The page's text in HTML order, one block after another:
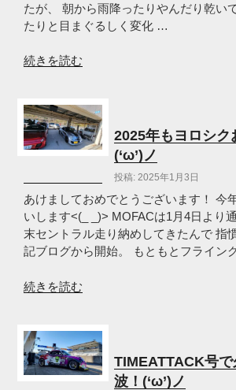
し
た！
ノ”
たが、 朝から雨降ったりやんだり乾い
たりと目まぐるしく変化 …
“2025CTAC
カ
レ
サ
で
し
た
～！
(‘ω’)
の
続きを読む
2025年もヨロシク
(‘ω’)ノ
投稿: 2025年1月3日
あけましておめでとうございます！ 今
いします<(_ _)> MOFACは1月4日より
末セントラル走り納めしてきたんで 指
記ブログから開始。 もともとフライン
“2025
ヨ
ロ
シ
続きを読む
TIMEATTACK号
波！(‘ω’)ノ